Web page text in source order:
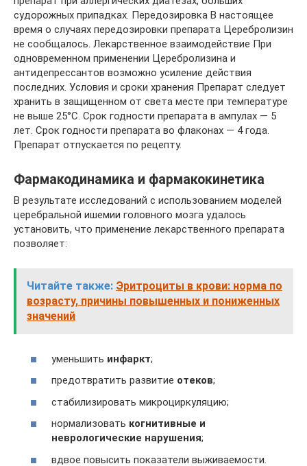
судорожных припадках. Передозировка В настоящее
время о случаях передозировки препарата Церебролизин
не сообщалось. Лекарственное взаимодействие При
одновременном применении Церебролизина и
антидепрессантов возможно усиление действия
последних. Условия и сроки хранения Препарат следует
хранить в защищенном от света месте при температуре
не выше 25°C. Срок годности препарата в ампулах — 5
лет. Срок годности препарата во флаконах — 4 года.
Препарат отпускается по рецепту.
Фармакодинамика и фармакокинетика
В результате исследований с использованием моделей
церебральной ишемии головного мозга удалось
установить, что применение лекарственного препарата
позволяет:
Читайте также: Эритроциты в крови: норма по
возрасту, причины повышенных и пониженных
значений
уменьшить инфаркт;
предотвратить развитие отеков;
стабилизировать микроциркуляцию;
нормализовать когнитивные и
неврологические нарушения;
вдвое повысить показатели выживаемости.